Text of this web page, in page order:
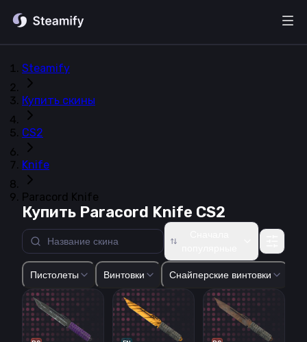
Steamify
Купить скины
CS2
Knife
Paracord Knife
Купить Paracord Knife CS2
Пистолеты Винтовки Снайперские винтовки
Glock-18USP-SP2000P250Five-SeveNTec-9CZ75-Auto